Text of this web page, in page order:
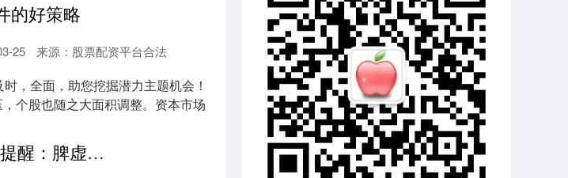
的好策略
25 来源：股票配资平台合法
，全面，助您挖掘潜力主题机会！
个股也随之大面积调整。资本市场
鼎豪配资 湿气重只是环境潮湿？提醒：脾虚才是关键，3个信号别忽略